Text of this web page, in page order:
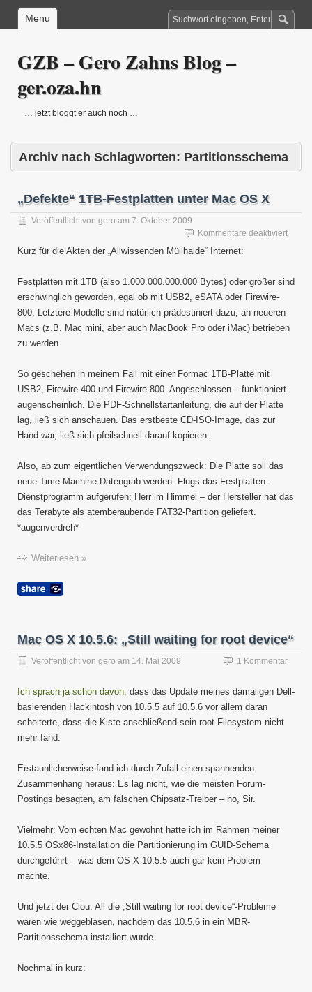
Menu
GZB – Gero Zahns Blog –
ger.oza.hn
… jetzt bloggt er auch noch …
Archiv nach Schlagworten: Partitionsschema
„Defekte“ 1TB-Festplatten unter Mac OS X
Veröffentlicht von gero am 7. Oktober 2009
Kommentare deaktiviertfür
unter
Kurz für die Akten der „Allwissenden Müllhalde“ Internet:
Festplatten mit 1TB (also 1.000.000.000.000 Bytes) oder größer sind
erschwinglich geworden, egal ob mit USB2, eSATA oder Firewire-
800. Letztere Modelle sind natürlich prädestiniert dazu, an neueren
Macs (z.B. Mac mini, aber auch MacBook Pro oder iMac) betrieben
zu werden.
So geschehen in meinem Fall mit einer Formac 1TB-Platte mit
USB2, Firewire-400 und Firewire-800. Angeschlossen – funktioniert
augenscheinlich. Die PDF-Schnellstartanleitung, die auf der Platte
lag, ließ sich anschauen. Das erstbeste CD-ISO-Image, das zur
Hand war, ließ sich pfeilschnell darauf kopieren.
Also, ab zum eigentlichen Verwendungszweck: Die Platte soll das
neue Time Machine-Datengrab werden. Flugs das Festplatten-
Dienstprogramm aufgerufen: Herr im Himmel – der Hersteller hat das
das Terabyte als atemberaubende FAT32-Partition geliefert.
*augenverdreh*
Weiterlesen »
Mac OS X 10.5.6: „Still waiting for root device“
Veröffentlicht von gero am 14. Mai 2009 1 Kommentar
Ich sprach ja schon davon, dass das Update meines damaligen Dell-
basierenden Hackintosh von 10.5.5 auf 10.5.6 vor allem daran
scheiterte, dass die Kiste anschließend sein root-Filesystem nicht
mehr fand.
Erstaunlicherweise fand ich durch Zufall einen spannenden
Zusammenhang heraus: Es lag nicht, wie die meisten Forum-
Postings besagten, am falschen Chipsatz-Treiber – no, Sir.
Vielmehr: Vom echten Mac gewohnt hatte ich im Rahmen meiner
10.5.5 OSx86-Installation die Partitionierung im GUID-Schema
durchgeführt – was dem OS X 10.5.5 auch gar kein Problem
machte.
Und jetzt der Clou: All die „Still waiting for root device“-Probleme
waren wie weggeblasen, nachdem das 10.5.6 in ein MBR-
Partitionsschema installiert wurde.
Nochmal in kurz: